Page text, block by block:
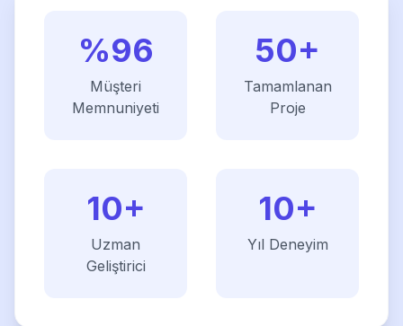
%96
Müşteri
Memnuniyeti
50+
Tamamlanan
Proje
10+
Uzman
Geliştirici
10+
Yıl Deneyim